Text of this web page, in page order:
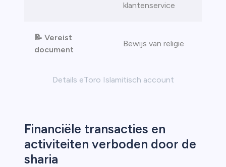
Details eToro Islamitisch account
klantenservice
📝 Vereist
document
Bewijs van religie
Financiële transacties en
activiteiten verboden door de
sharia